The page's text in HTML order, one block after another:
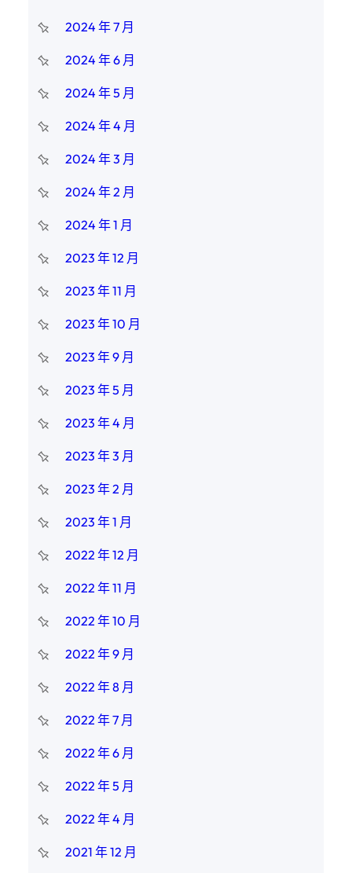
2024 年 7 月
2024 年 6 月
2024 年 5 月
2024 年 4 月
2024 年 3 月
2024 年 2 月
2024 年 1 月
2023 年 12 月
2023 年 11 月
2023 年 10 月
2023 年 9 月
2023 年 5 月
2023 年 4 月
2023 年 3 月
2023 年 2 月
2023 年 1 月
2022 年 12 月
2022 年 11 月
2022 年 10 月
2022 年 9 月
2022 年 8 月
2022 年 7 月
2022 年 6 月
2022 年 5 月
2022 年 4 月
2021 年 12 月